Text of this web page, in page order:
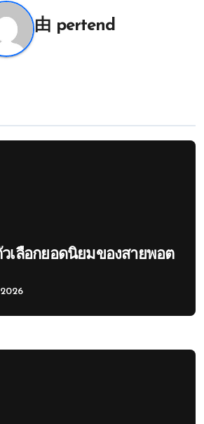
由 pertend
เลือกยอดนิยมของสายพอต